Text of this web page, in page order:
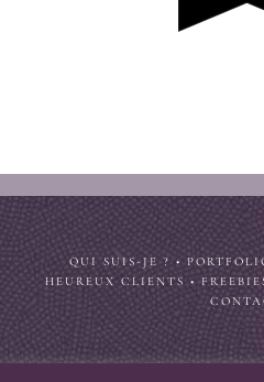
QUI SUIS-JE ? •
HEUREUX CLIENTS •